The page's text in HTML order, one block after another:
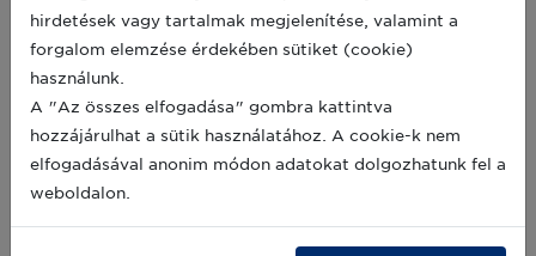
azonosítása érdekében, amellyel immár
sikeresen tudja nyomon követni a termékeit az
ellátási láncban – az ásványvizet adó kúttól
egészen a szupermarketekig.
2022-01-31
hirdetések vagy tartalmak megjelenítése, valamint a
forgalom elemzése érdekében sütiket (cookie)
használunk.
A "Az összes elfogadása" gombra kattintva
hozzájárulhat a sütik használatához. A cookie-k nem
elfogadásával anonim módon adatokat dolgozhatunk fel a
weboldalon.